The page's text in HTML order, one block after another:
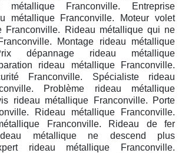
métallique Franconville. Entreprise
métallique Franconville. Moteur volet
Franconville. Rideau métallique qui ne
Montage rideau métallique
dépannage rideau métallique
rideau métallique Franconville.
Franconville. Spécialiste rideau
Problème rideau métallique
rideau métallique Franconville. Porte
Rideau métallique Franconville.
Franconville. Rideau de fer
métallique ne descend plus
rideau métallique Franconville.